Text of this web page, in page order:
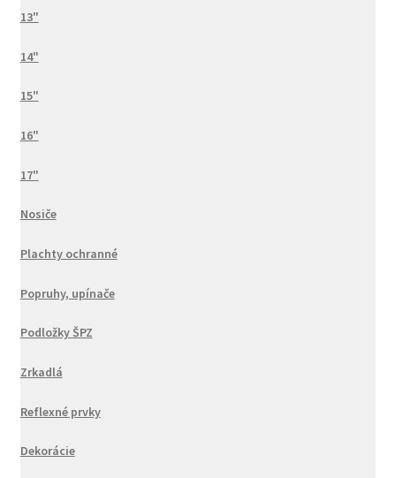
13"
14"
15"
16"
17"
Nosiče
Plachty ochranné
Popruhy, upínače
Podložky ŠPZ
Zrkadlá
Reflexné prvky
Dekorácie